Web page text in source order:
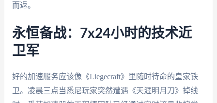
而返。
永恒备战：7x24小时的技术近
卫军
好的加速服务应该像《Liegecraft》里随时待命的皇家铁
卫。凌晨三点当悉尼玩家突然遭遇《天涯明月刀》掉线